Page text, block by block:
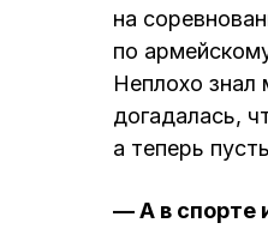
на
по
Неплохо знал
догадалась,
а теперь
— А в спорте